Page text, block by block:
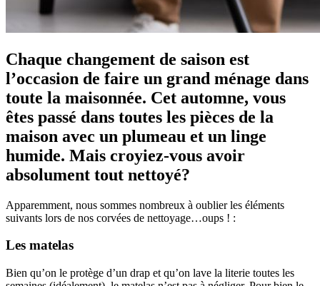
Chaque changement de saison est
l’occasion de faire un grand ménage dans
toute la maisonnée. Cet automne, vous
êtes passé dans toutes les pièces de la
maison avec un plumeau et un linge
humide. Mais croyiez-vous avoir
absolument tout nettoyé?
Apparemment, nous sommes nombreux à oublier les éléments
suivants lors de nos corvées de nettoyage…oups ! :
Les matelas
Bien qu’on le protège d’un drap et qu’on lave la literie toutes les